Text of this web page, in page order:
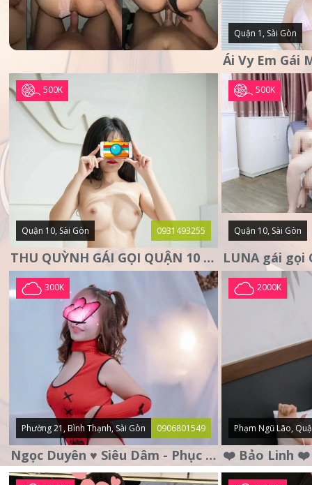
Quận 1, Sài Gòn
500K
Quận 10, Sài Gòn 0931493255
THU QUỲNH GÁI GỌI QUẬN 10 – MẶT XINH DA TRẮNG – SANG
500K
Quận 10, Sài Gòn
300K
Phường 21, Bình Thạnh, Sài Gòn 0906801549
Ngọc Duyên ♥️ Siêu Dâm - Phục Vụ Tận Tình - Chu Đáo
2000K
Phạm Ngũ Lão,